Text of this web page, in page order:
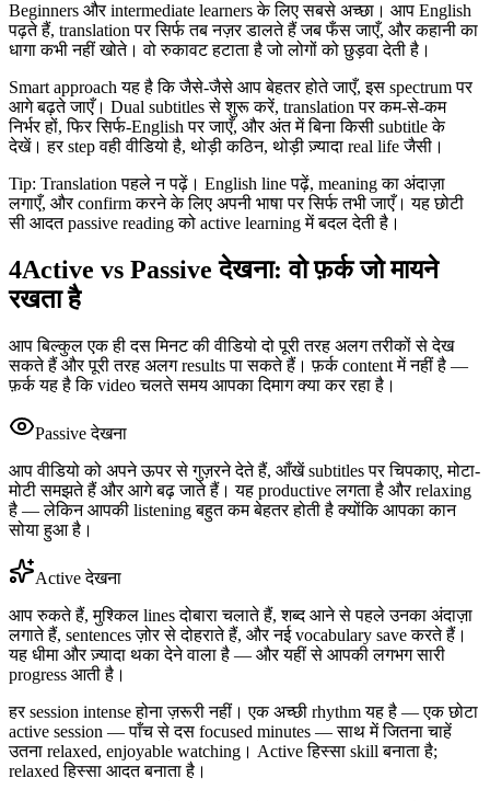
Beginners और intermediate learners के लिए सबसे अच्छा। आप English
पढ़ते हैं, translation पर सिर्फ तब नज़र डालते हैं जब फँस जाएँ, और कहानी का
धागा कभी नहीं खोते। वो रुकावट हटाता है जो लोगों को छुड़वा देती है।
Smart approach यह है कि जैसे-जैसे आप बेहतर होते जाएँ, इस spectrum पर
आगे बढ़ते जाएँ। Dual subtitles से शुरू करें, translation पर कम-से-कम
निर्भर हों, फिर सिर्फ-English पर जाएँ, और अंत में बिना किसी subtitle के
देखें। हर step वही वीडियो है, थोड़ी कठिन, थोड़ी ज़्यादा real life जैसी।
Tip: Translation पहले न पढ़ें। English line पढ़ें, meaning का अंदाज़ा
लगाएँ, और confirm करने के लिए अपनी भाषा पर सिर्फ तभी जाएँ। यह छोटी
सी आदत passive reading को active learning में बदल देती है।
4Active vs Passive देखना: वो फ़र्क जो मायने
रखता है
आप बिल्कुल एक ही दस मिनट की वीडियो दो पूरी तरह अलग तरीकों से देख
सकते हैं और पूरी तरह अलग results पा सकते हैं। फ़र्क content में नहीं है —
फ़र्क यह है कि video चलते समय आपका दिमाग क्या कर रहा है।
Passive देखना
आप वीडियो को अपने ऊपर से गुज़रने देते हैं, आँखें subtitles पर चिपकाए, मोटा-
मोटी समझते हैं और आगे बढ़ जाते हैं। यह productive लगता है और relaxing
है — लेकिन आपकी listening बहुत कम बेहतर होती है क्योंकि आपका कान
सोया हुआ है।
Active देखना
आप रुकते हैं, मुश्किल lines दोबारा चलाते हैं, शब्द आने से पहले उनका अंदाज़ा
लगाते हैं, sentences ज़ोर से दोहराते हैं, और नई vocabulary save करते हैं।
यह धीमा और ज़्यादा थका देने वाला है — और यहीं से आपकी लगभग सारी
progress आती है।
हर session intense होना ज़रूरी नहीं। एक अच्छी rhythm यह है — एक छोटा
active session — पाँच से दस focused minutes — साथ में जितना चाहें
उतना relaxed, enjoyable watching। Active हिस्सा skill बनाता है;
relaxed हिस्सा आदत बनाता है।